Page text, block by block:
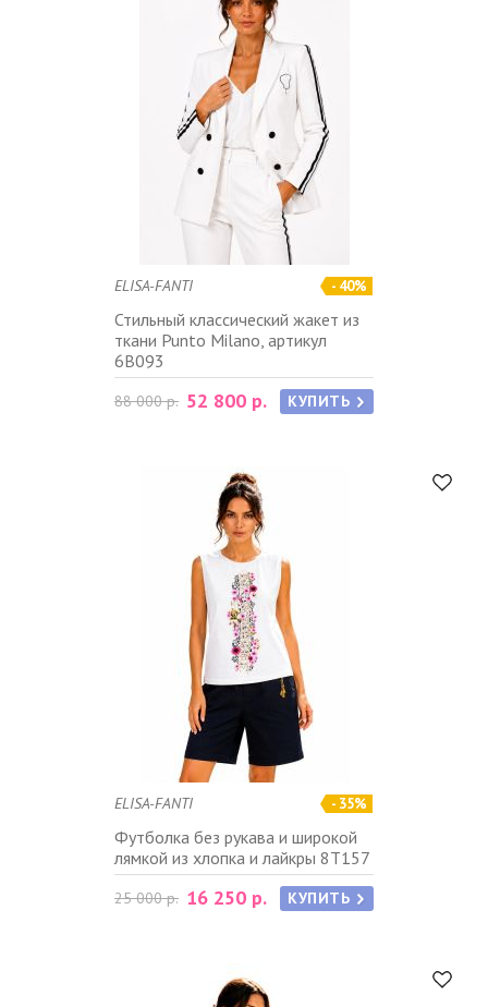
- 40%
ELISA-FANTI
Стильный классический жакет из
ткани Punto Milano, артикул
6B093
88 000 р. 52 800 р. КУПИТЬ
- 35%
ELISA-FANTI
Футболка без рукава и широкой
лямкой из хлопка и лайкры 8T157
25 000 р. 16 250 р. КУПИТЬ